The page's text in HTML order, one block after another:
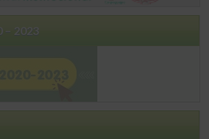
– 2023